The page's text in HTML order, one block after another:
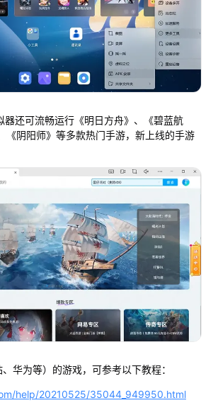
器还可流畅运行《明日方舟》、《碧蓝航
《阴阳师》等多款热门手游，新上线的手游
华为等）的游戏，可参考以下教程：
help/20210525/35044_949950.html